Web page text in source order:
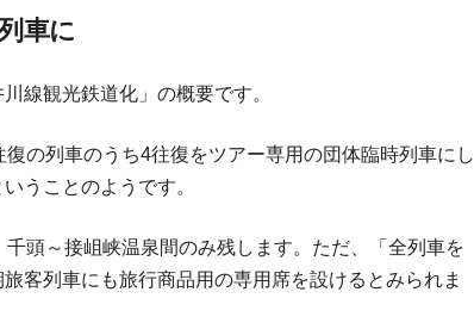
車に
線観光鉄道化」の概要です。
の列車のうち4往復をツアー専用の団体臨時列車にし
うことのようです。
頭～接岨峡温泉間のみ残します。ただ、「全列車を
客列車にも旅行商品用の専用席を設けるとみられま